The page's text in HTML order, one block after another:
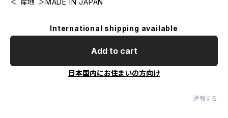
＜ 産地 ＞MADE IN JAPAN
International shipping available
Add to cart
日本国内にお住まいの方向け
通報する